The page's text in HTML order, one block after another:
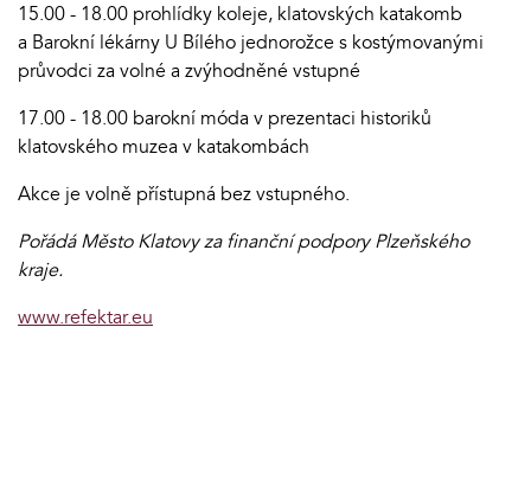
15.00 - 18.00 prohlídky koleje, klatovských katakomb
a Barokní lékárny U Bílého jednorožce s kostýmovanými
průvodci za volné a zvýhodněné vstupné
17.00 - 18.00 barokní móda v prezentaci historiků
klatovského muzea v katakombách
Akce je volně přístupná bez vstupného.
Pořádá Město Klatovy za finanční podpory Plzeňského
kraje.
www.refektar.eu